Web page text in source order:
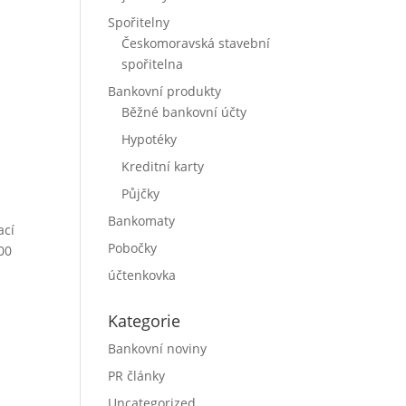
Spořitelny
Českomoravská stavební
spořitelna
Bankovní produkty
Běžné bankovní účty
Hypotéky
Kreditní karty
Půjčky
Bankomaty
Pobočky
účtenkovka
Kategorie
Bankovní noviny
PR články